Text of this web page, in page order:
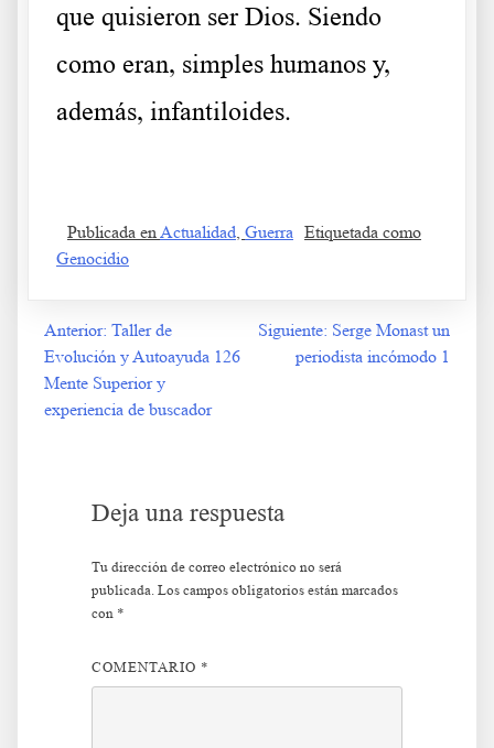
que quisieron ser Dios. Siendo
como eran, simples humanos y,
además, infantiloides.
Publicada en Actualidad Guerra
Etiquetada como
Genocidio
Navegación
entradas
Anterior: Taller de
Evolución y Autoayuda 126
Mente Superior y
experiencia de buscador
Siguiente: Serge Monast un
periodista incómodo 1
Deja una respuesta
Tu dirección de correo electrónico no será
publicada. Los campos obligatorios están marcados
con *
COMENTARIO *